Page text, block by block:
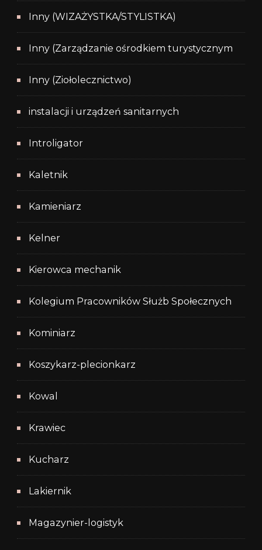
Inny (WIZAŻYSTKA/STYLISTKA)
Inny (Zarządzanie ośrodkiem turystycznym
Inny (Ziołolecznictwo)
instalacji i urządzeń sanitarnych
Introligator
Kaletnik
Kamieniarz
Kelner
Kierowca mechanik
Kolegium Pracowników Służb Społecznych
Kominiarz
Koszykarz-plecionkarz
Kowal
Krawiec
Kucharz
Lakiernik
Magazynier-logistyk